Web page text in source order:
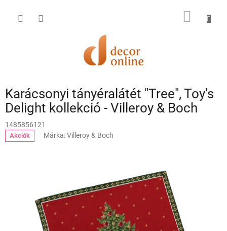
KOSÁR
Karácsonyi tányéralátét "Tree", Toy's
Delight kollekció - Villeroy & Boch
1485856121
Akciók Márka:Villeroy & Boch